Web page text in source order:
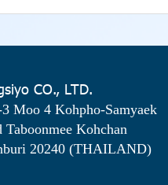
CO., LTD.
Moo 4 Kohpho-Samyaek
Taboonmee Kohchan
20240 (THAILAND)